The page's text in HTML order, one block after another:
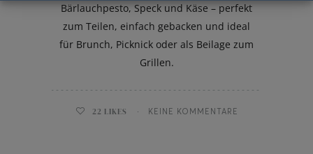
Bärlauchpesto, Speck und Käse – perfekt
zum Teilen, einfach gebacken und ideal
für Brunch, Picknick oder als Beilage zum
Grillen.
22 LIKES KEINE KOMMENTARE